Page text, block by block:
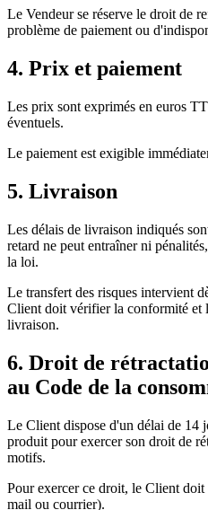
Le Vendeur se réserve le droit de
problème de paiement ou
4. Prix et paiement
Les prix sont exprimés en euros
éventuels.
Le paiement est exigible
5. Livraison
Les délais de livraison indiqués
retard ne peut entraîner ni
la loi.
Le transfert des risques intervient
Client doit vérifier la conformité et
livraison.
6. Droit de
au Code de la
Le Client dispose d'un délai de 14
produit pour exercer son droit de
motifs.
Pour exercer ce droit, le Client
mail ou courrier).